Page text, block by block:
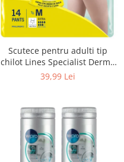
Scutece pentru adulti tip
chilot Lines Specialist Derma
Protection Extra, 7 picaturi,
39,99 Lei